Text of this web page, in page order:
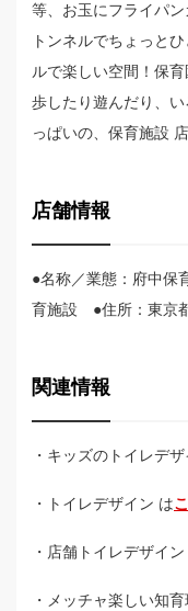
等、お玉にフライパ
トンネルでちょっと
ルで楽しい空間！保
歩したり遊んだり、
っぱいの、保育施設
店舗情報
●名称／業態：府中保
育施設 ●住所：東京
関連情報
・キッズのトイレデ
・トイレデザイン は
・店舗トイレデザイン
・メッチャ楽しい知